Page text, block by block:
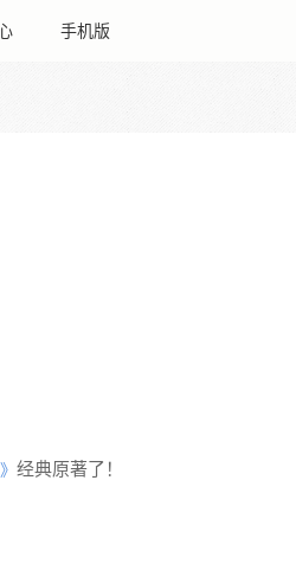
手机版
经典原著了！